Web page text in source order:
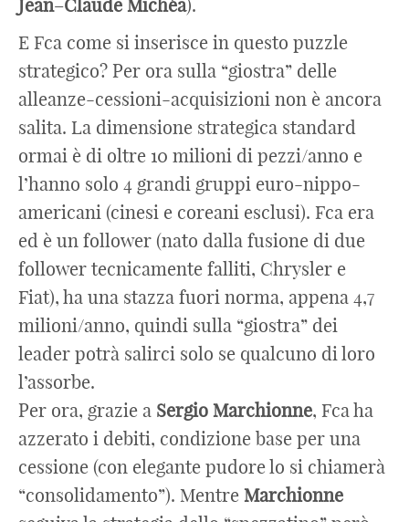
Jean–Claude Michéa).
E Fca come si inserisce in questo puzzle
strategico? Per ora sulla “giostra” delle
alleanze-cessioni-acquisizioni non è ancora
salita. La dimensione strategica standard
ormai è di oltre 10 milioni di pezzi/anno e
l’hanno solo 4 grandi gruppi euro-nippo-
americani (cinesi e coreani esclusi). Fca era
ed è un follower (nato dalla fusione di due
follower tecnicamente falliti, Chrysler e
Fiat), ha una stazza fuori norma, appena 4,7
milioni/anno, quindi sulla “giostra” dei
leader potrà salirci solo se qualcuno di loro
l’assorbe.
Per ora, grazie a Sergio Marchionne, Fca ha
azzerato i debiti, condizione base per una
cessione (con elegante pudore lo si chiamerà
“consolidamento”). Mentre Marchionne